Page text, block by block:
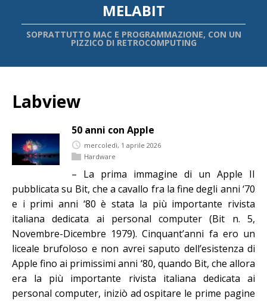
MELABIT
SOPRATTUTTO MAC E PROGRAMMAZIONE, CON UN
PIZZICO DI RETROCOMPUTING
Labview
50 anni con Apple
mercoledì, 1 aprile 2026
Hardware
– La prima immagine di un Apple II
pubblicata su Bit, che a cavallo fra la fine degli anni ‘70
e i primi anni ‘80 è stata la più importante rivista
italiana dedicata ai personal computer (Bit n. 5,
Novembre-Dicembre 1979). Cinquant’anni fa ero un
liceale brufoloso e non avrei saputo dell’esistenza di
Apple fino ai primissimi anni ‘80, quando Bit, che allora
era la più importante rivista italiana dedicata ai
personal computer, iniziò ad ospitare le prime pagine